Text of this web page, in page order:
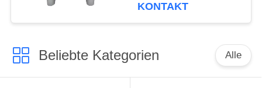
KONTAKT
Beliebte Kategorien Alle